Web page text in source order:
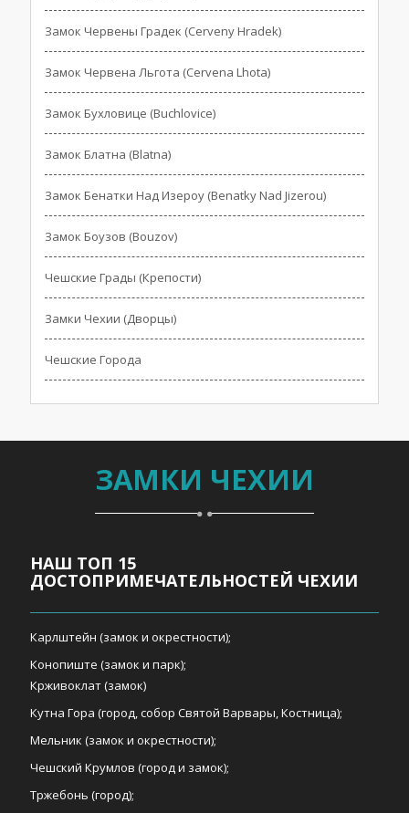
Замок Червены Градек (Cerveny Hradek)
Замок Червена Льгота (Cervena Lhota)
Замок Бухловице (Buchlovice)
Замок Блатна (Blatna)
Замок Бенатки Над Изероу (Benatky Nad Jizerou)
Замок Боузов (Bouzov)
Чешские Грады (Крепости)
Замки Чехии (Дворцы)
Чешские Города
ЗАМКИ ЧЕХИИ
НАШ ТОП 15
ДОСТОПРИМЕЧАТЕЛЬНОСТЕЙ ЧЕХИИ
Карлштейн (замок и окрестности);
Конопиште (замок и парк);
Крживоклат (замок)
Кутна Гора (город, собор Святой Варвары, Костница);
Мельник (замок и окрестности);
Чешский Крумлов (город и замок);
Тржебонь (город);